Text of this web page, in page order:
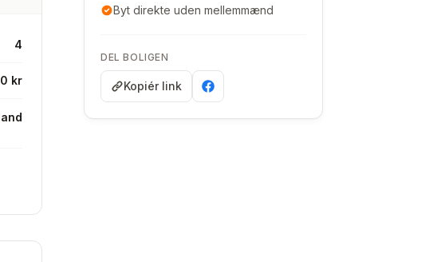
Byt direkte uden mellemmænd
DEL BOLIGEN
Kopiér link
4
kr